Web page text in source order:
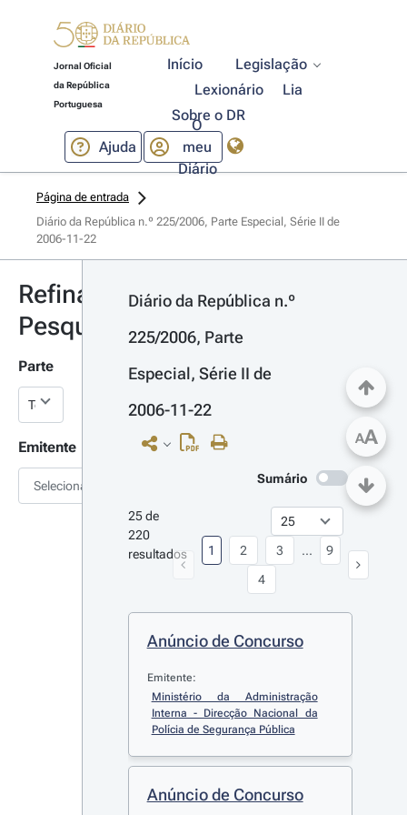
Jornal Oficial
da República
Portuguesa
Início
Legislação
Lexionário
Lia
Sobre o DR
Ajuda
O
meu
Diário
Página de entrada
Diário da República n.º 225/2006, Parte Especial, Série II de
2006-11-22
Refinar
Pesquisa
Parte
Emitente
Selecionar
Diário da República n.º
225/2006, Parte
Especial, Série II de
2006-11-22
Sumário
25 de
220
resultados
1 2
3
4
... 9
Anúncio de Concurso
Emitente:
Ministério da Administração
Interna - Direcção Nacional da
Polícia de Segurança Pública
Anúncio de Concurso
AA